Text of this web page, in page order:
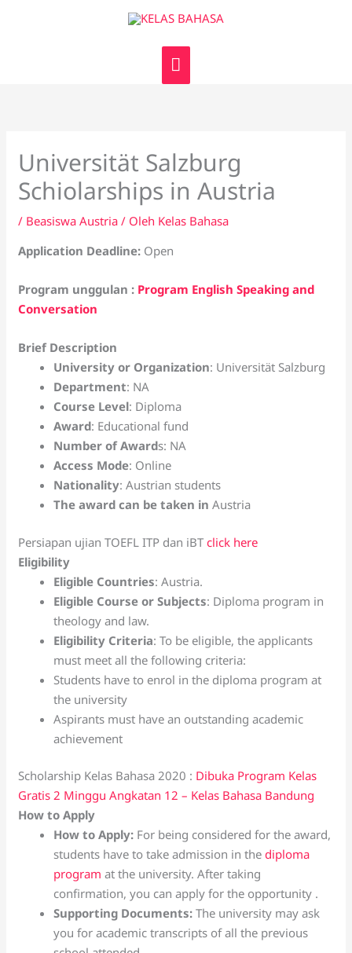
MENU
UTAMA
Universität Salzburg
Schiolarships in Austria
/ Beasiswa Austria / Oleh Kelas Bahasa
Application Deadline: Open
Program unggulan : Program English Speaking and
Conversation
Brief Description
University or Organization: Universität Salzburg
Department: NA
Course Level: Diploma
Award: Educational fund
Number of Awards: NA
Access Mode: Online
Nationality: Austrian students
The award can be taken in Austria
Persiapan ujian TOEFL ITP dan iBTclick here
Eligibility
Eligible Countries: Austria.
Eligible Course or Subjects: Diploma program in
theology and law.
Eligibility Criteria: To be eligible, the applicants
must meet all the following criteria:
Students have to enrol in the diploma program at
the university
Aspirants must have an outstanding academic
achievement
Scholarship Kelas Bahasa 2020 : Dibuka Program Kelas
Gratis 2 Minggu Angkatan 12 – Kelas Bahasa Bandung
How to Apply
How to Apply: For being considered for the award,
students have to take admission in thediploma
program at the university. After taking
confirmation, you can apply for the opportunity .
Supporting Documents:The university may ask
you for academic transcripts of all the previous